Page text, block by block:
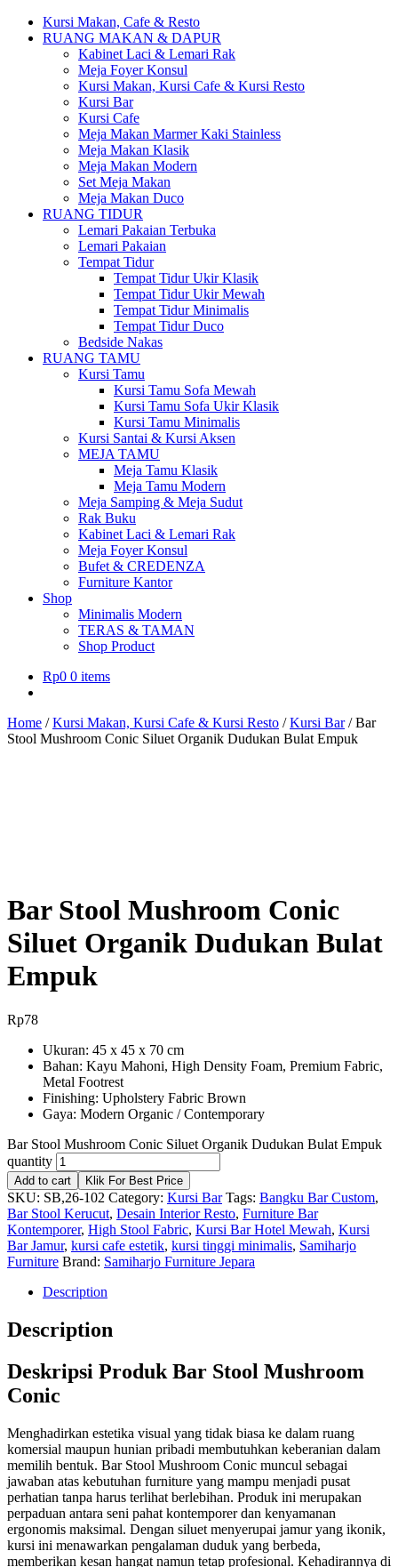
Kursi Makan, Cafe & Resto
RUANG MAKAN & DAPUR
Kabinet Laci & Lemari Rak
Meja Foyer Konsul
Kursi Makan, Kursi Cafe & Kursi Resto
Kursi Bar
Kursi Cafe
Meja Makan Marmer Kaki Stainless
Meja Makan Klasik
Meja Makan Modern
Set Meja Makan
Meja Makan Duco
RUANG TIDUR
Lemari Pakaian Terbuka
Lemari Pakaian
Tempat Tidur
Tempat Tidur Ukir Klasik
Tempat Tidur Ukir Mewah
Tempat Tidur Minimalis
Tempat Tidur Duco
Bedside Nakas
RUANG TAMU
Kursi Tamu
Kursi Tamu Sofa Mewah
Kursi Tamu Sofa Ukir Klasik
Kursi Tamu Minimalis
Kursi Santai & Kursi Aksen
MEJA TAMU
Meja Tamu Klasik
Meja Tamu Modern
Meja Samping & Meja Sudut
Rak Buku
Kabinet Laci & Lemari Rak
Meja Foyer Konsul
Bufet & CREDENZA
Furniture Kantor
Shop
Minimalis Modern
TERAS & TAMAN
Shop Product
Rp0 0 items
Home /Kursi Makan, Kursi Cafe & Kursi Resto /Kursi Bar/Bar
Stool Mushroom Conic Siluet Organik Dudukan Bulat Empuk
Bar Stool Mushroom Conic
Siluet Organik Dudukan Bulat
Empuk
Rp78
Ukuran: 45 x 45 x 70 cm
Bahan: Kayu Mahoni, High Density Foam, Premium Fabric,
Metal Footrest
Finishing: Upholstery Fabric Brown
Gaya: Modern Organic / Contemporary
Bar Stool Mushroom Conic Siluet Organik Dudukan Bulat Empuk
quantity
Add to cart Klik For Best Price
SKU: SB,26-102 Category: Kursi Bar Tags: Bangku Bar Custom,
Bar Stool Kerucut, Desain Interior Resto, Furniture Bar
Kontemporer, High Stool Fabric, Kursi Bar Hotel Mewah, Kursi
Bar Jamur, kursi cafe estetik, kursi tinggi minimalis, Samiharjo
Furniture Brand: Samiharjo Furniture Jepara
Description
Description
Deskripsi Produk Bar Stool Mushroom
Conic
Menghadirkan estetika visual yang tidak biasa ke dalam ruang
komersial maupun hunian pribadi membutuhkan keberanian dalam
memilih bentuk. Bar Stool Mushroom Conic muncul sebagai
jawaban atas kebutuhan furniture yang mampu menjadi pusat
perhatian tanpa harus terlihat berlebihan. Produk ini merupakan
perpaduan antara seni pahat kontemporer dan kenyamanan
ergonomis maksimal. Dengan siluet menyerupai jamur yang ikonik,
kursi ini menawarkan pengalaman duduk yang berbeda,
memberikan kesan hangat namun tetap profesional. Kehadirannya di